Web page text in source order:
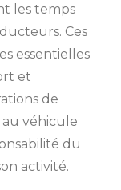
les temps
Ces
essentielles
et
de
au véhicule
du
activité.